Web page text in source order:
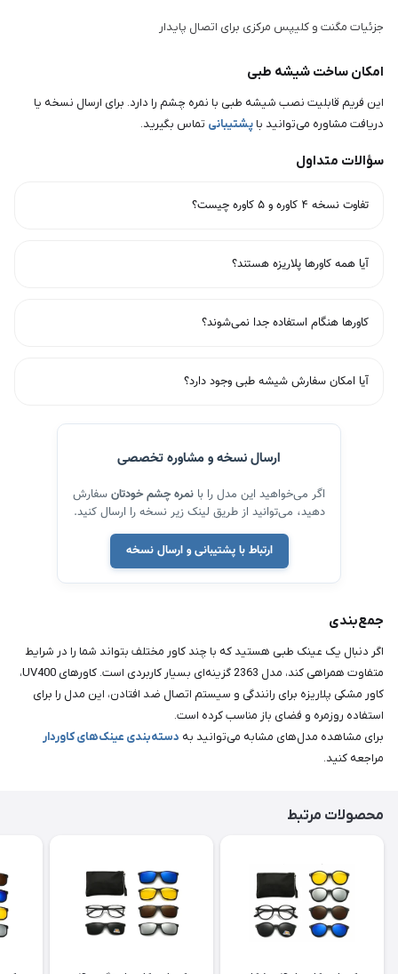
جزئیات مگنت و کلیپس مرکزی برای اتصال پایدار
امکان ساخت شیشه طبی
این فریم قابلیت نصب شیشه طبی با نمره چشم را دارد. برای ارسال نسخه یا
دریافت مشاوره می‌توانید با پشتیبانی تماس بگیرید.
سؤالات متداول
تفاوت نسخه ۴ کاوره و ۵ کاوره چیست؟
آیا همه کاورها پلاریزه هستند؟
کاورها هنگام استفاده جدا نمی‌شوند؟
آیا امکان سفارش شیشه طبی وجود دارد؟
ارسال نسخه و مشاوره تخصصی
اگر می‌خواهید این مدل را با نمره چشم خودتان سفارش
دهید، می‌توانید از طریق لینک زیر نسخه را ارسال کنید.
ارتباط با پشتیبانی و ارسال نسخه
جمع‌بندی
اگر دنبال یک عینک طبی هستید که با چند کاور مختلف بتواند شما را در شرایط
متفاوت همراهی کند، مدل 2363 گزینه‌ای بسیار کاربردی است. کاورهای UV400،
کاور مشکی پلاریزه برای رانندگی و سیستم اتصال ضد افتادن، این مدل را برای
استفاده روزمره و فضای باز مناسب کرده است.
برای مشاهده مدل‌های مشابه می‌توانید به دسته‌بندی عینک‌های کاوردار
مراجعه کنید.
محصولات مرتبط